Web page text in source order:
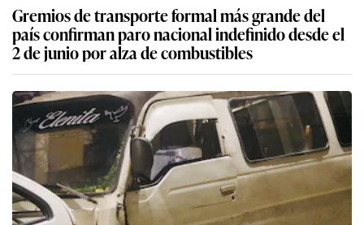
Gremios de transporte formal más grande del
país confirman paro nacional indefinido desde el
2 de junio por alza de combustibles